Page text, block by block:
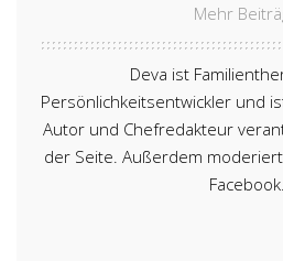
Mehr
Deva ist
Persönlichkeitsentwickler und
Autor und Chefredakteur
der Seite. Außerdem
Facebook.